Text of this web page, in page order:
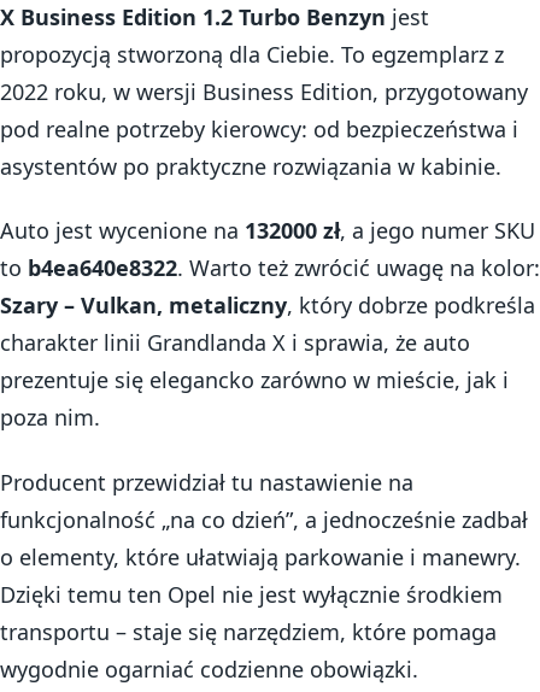
X Business Edition 1.2 Turbo Benzyn jest
propozycją stworzoną dla Ciebie. To egzemplarz z
2022 roku, w wersji Business Edition, przygotowany
pod realne potrzeby kierowcy: od bezpieczeństwa i
asystentów po praktyczne rozwiązania w kabinie.
Auto jest wycenione na 132000 zł, a jego numer SKU
to b4ea640e8322. Warto też zwrócić uwagę na kolor:
Szary – Vulkan, metaliczny, który dobrze podkreśla
charakter linii Grandlanda X i sprawia, że auto
prezentuje się elegancko zarówno w mieście, jak i
poza nim.
Producent przewidział tu nastawienie na
funkcjonalność „na co dzień”, a jednocześnie zadbał
o elementy, które ułatwiają parkowanie i manewry.
Dzięki temu ten Opel nie jest wyłącznie środkiem
transportu – staje się narzędziem, które pomaga
wygodnie ogarniać codzienne obowiązki.